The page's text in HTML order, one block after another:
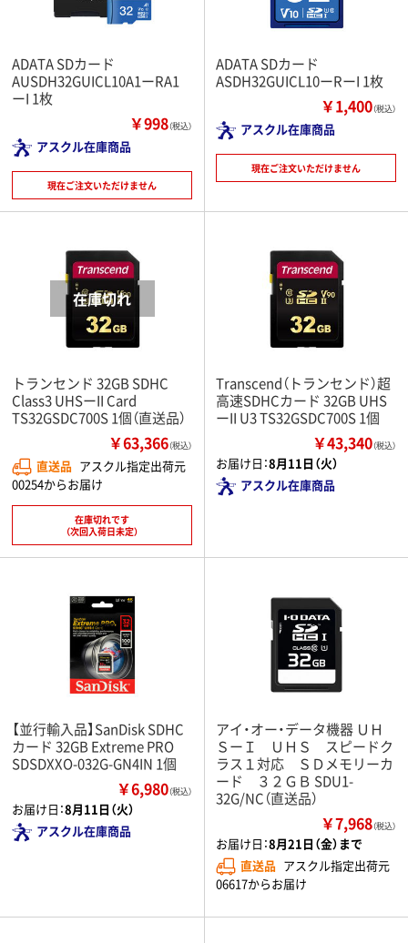
ADATA SDカード
AUSDH32GUICL10A1ーRA1
ーI 1枚
￥998（税込）
アスクル在庫商品
現在ご注文いただけません
ADATA SDカード
ASDH32GUICL10ーRーI 1枚
￥1,400（税込）
アスクル在庫商品
現在ご注文いただけません
トランセンド 32GB SDHC
Class3 UHSーII Card
TS32GSDC700S 1個（直送品）
￥63,366（税込）
直送品 アスクル指定出荷元
00254からお届け
在庫切れです
（次回入荷日未定）
Transcend（トランセンド）超
高速SDHCカード 32GB UHS
ーII U3 TS32GSDC700S 1個
￥43,340（税込）
お届け日：8月11日（火）
アスクル在庫商品
【並行輸入品】SanDisk SDHC
カード 32GB Extreme PRO
SDSDXXO-032G-GN4IN 1個
￥6,980（税込）
お届け日：8月11日（火）
アスクル在庫商品
アイ・オー・データ機器 ＵＨ
ＳーＩ ＵＨＳ スピードク
ラス１対応 ＳＤメモリーカ
ード ３２ＧＢ SDU1-
32G/NC（直送品）
￥7,968（税込）
お届け日：8月21日（金）まで
直送品 アスクル指定出荷元
06617からお届け